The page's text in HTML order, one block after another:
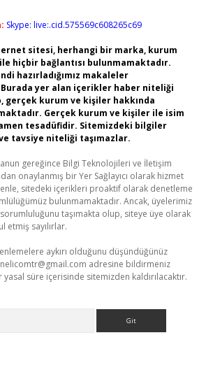
Skype: live:.cid.575569c608265c69
sitesi, herhangi bir marka, kurum
hiçbir bağlantısı bulunmamaktadır.
hazırladığımız makaleler
Burada yer alan içerikler haber niteliği
gerçek kurum ve kişiler hakkında
Gerçek kurum ve kişiler ile isim
tesadüfidir. Sitemizdeki bilgiler
tavsiye niteliği taşımazlar.
gereğince Bilgi Teknolojileri ve İletişim
onaylanmış bir Yer Sağlayıcı olarak hizmet
sitedeki içerikleri proaktif olarak denetleme
bulunmamaktadır. Ancak, üyelerimiz
taşımakta olup, siteye üye olarak
etmiş sayılırlar.
aykırı olduğunu düşündüğünüz
adresine bildirmeniz
süre içerisinde sitemizden kaldırılacaktır.